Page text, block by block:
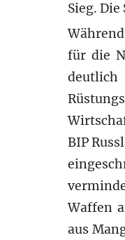
Sieg.
für die
BIP
Waffen
aus